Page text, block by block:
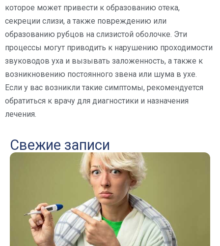
которое может привести к образованию отека,
секреции слизи, а также повреждению или
образованию рубцов на слизистой оболочке. Эти
процессы могут приводить к нарушению проходимости
звуководов уха и вызывать заложенность, а также к
возникновению постоянного звена или шума в ухе.
Если у вас возникли такие симптомы, рекомендуется
обратиться к врачу для диагностики и назначения
лечения.
Свежие записи